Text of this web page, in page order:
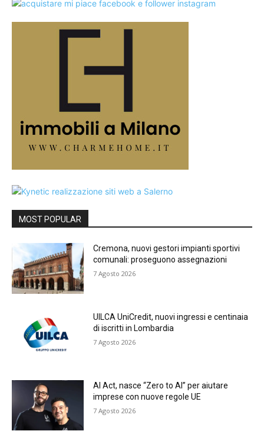
MOST POPULAR
Cremona, nuovi gestori impianti sportivi
comunali: proseguono assegnazioni
7 Agosto 2026
UILCA UniCredit, nuovi ingressi e centinaia
di iscritti in Lombardia
7 Agosto 2026
AI Act, nasce “Zero to AI” per aiutare
imprese con nuove regole UE
7 Agosto 2026